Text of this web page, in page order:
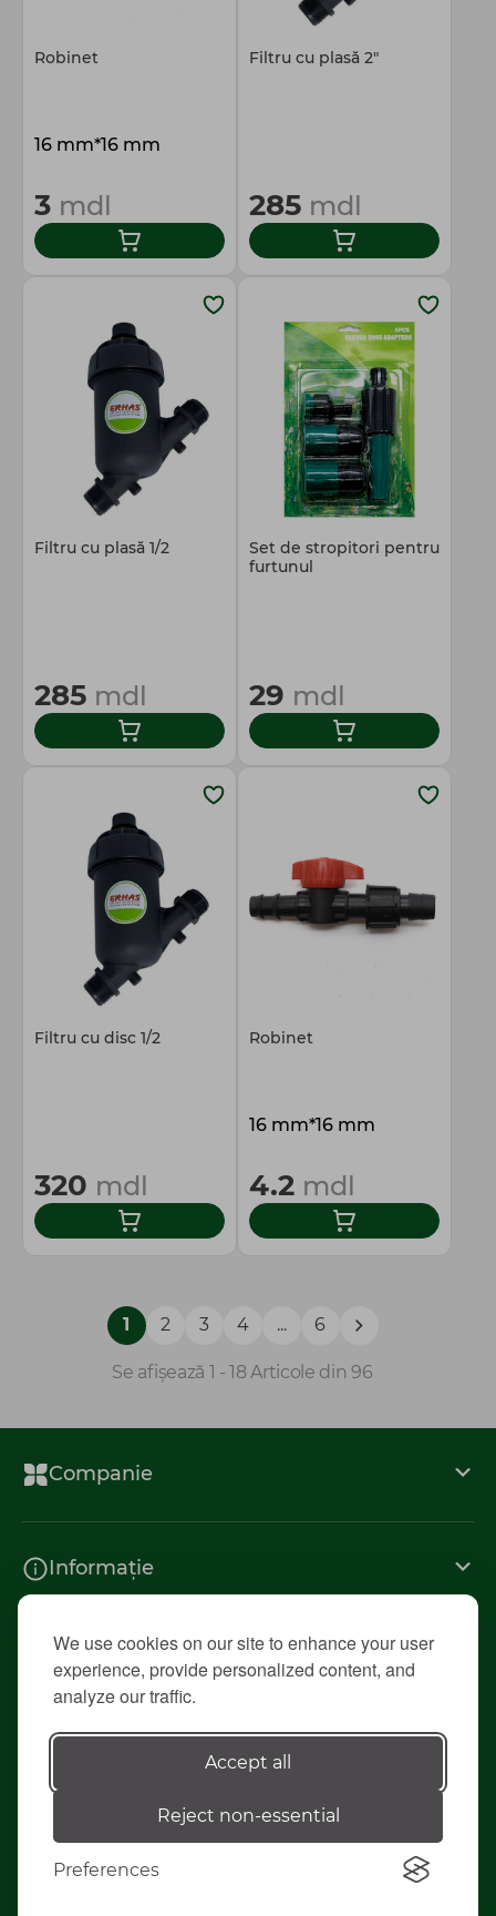
We use cookies on our site to enhance your user
experience, provide personalized content, and
analyze our traffic.
Accept all
Reject non-essential
Preferences
Robinet
16 mm*16 mm
3 mdl
Filtru cu plasă 2"
285 mdl
Filtru cu plasă 1/2
285 mdl
Set de stropitori pentru
furtunul
29 mdl
Filtru cu disc 1/2
320 mdl
Robinet
16 mm*16 mm
4.2 mdl
1 2 3 4 ... 6
Se afișează 1 - 18 Articole din 96
Companie
Informație
Contacte
Elaborarea siteului - ilab.md
Сделано в Kommo